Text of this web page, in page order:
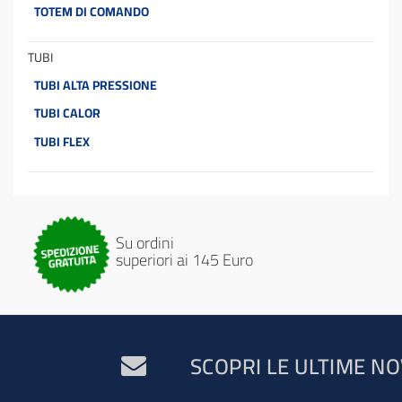
TOTEM DI COMANDO
TUBI
TUBI ALTA PRESSIONE
TUBI CALOR
TUBI FLEX
Su ordini
superiori ai 145 Euro
SCOPRI LE ULTIME